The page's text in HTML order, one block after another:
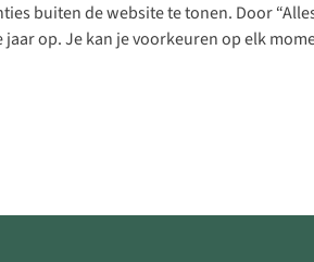
buiten de website te tonen. Door
op. Je kan je voorkeuren op elk